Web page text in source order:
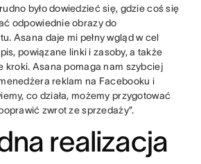
było dowiedzieć się, gdzie coś się
odpowiednie obrazy do
Asana daje mi pełny wgląd w cel
powiązane linki i zasoby, a także
kroki. Asana pomaga nam szybciej
reklam na Facebooku i
co działa, możemy przygotować
zwrot ze sprzedaży”.
realizacja